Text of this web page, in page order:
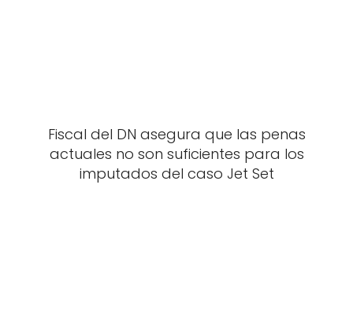
Fiscal del DN asegura que las penas
actuales no son suficientes para los
imputados del caso Jet Set